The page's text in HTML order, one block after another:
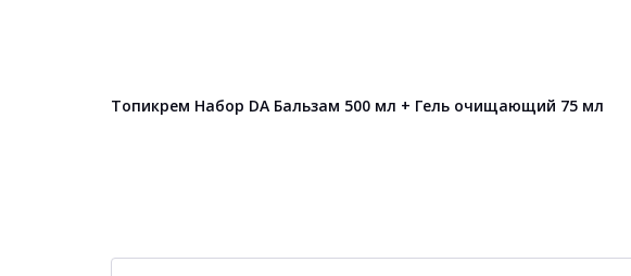
Топикрем Набор DA Бальзам 500 мл + Гель очищающий 75 мл